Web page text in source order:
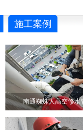
施工案例
南通蜘蛛人高空修水